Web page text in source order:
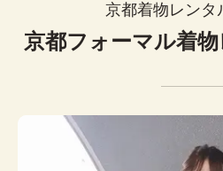
京都着物レンタ
京都フォーマル着